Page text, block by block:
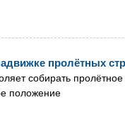
пролётных
собирать
положение